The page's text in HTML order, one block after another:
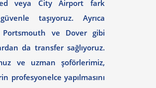
veya City Airport fark
taşıyoruz. Ayrıca
Portsmouth ve Dover gibi
da transfer sağlıyoruz.
ve uzman şoförlerimiz,
profesyonelce yapılmasını